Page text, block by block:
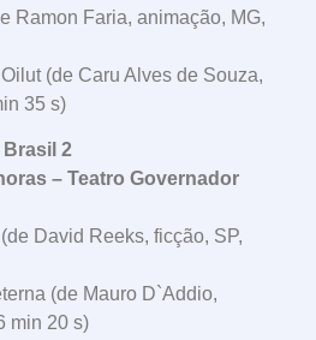
Ramon Faria, animação, MG,
(de Caru Alves de Souza,
35 s)
2
– Teatro Governador
David Reeks, ficção, SP,
(de Mauro D`Addio,
min 20 s)